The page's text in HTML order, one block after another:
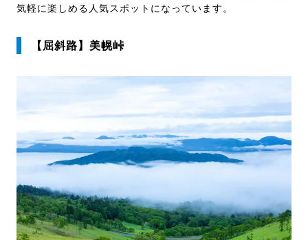
気軽に楽しめる人気スポットになっています。
【屈斜路】美幌峠